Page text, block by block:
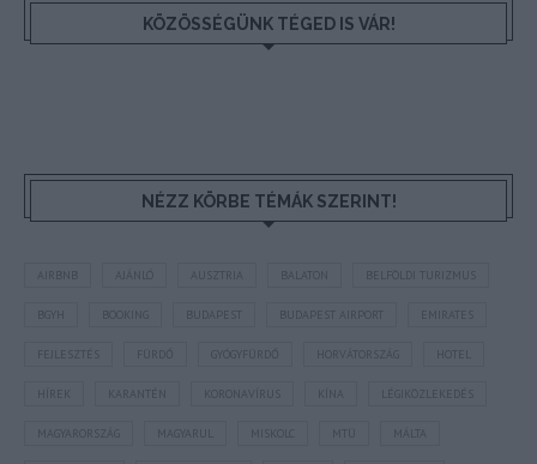
KÖZÖSSÉGÜNK TÉGED IS VÁR!
NÉZZ KÖRBE TÉMÁK SZERINT!
AUSZTRIA BALATON BELFÖLDI TURIZMUS
BUDAPEST BUDAPEST AIRPORT EMIRATES
FEJLESZTÉS HORVÁTORSZÁG HOTEL
KARANTÉN LÉGIKÖZLEKEDÉS
MAGYARORSZÁG MTÜ MÁLTA